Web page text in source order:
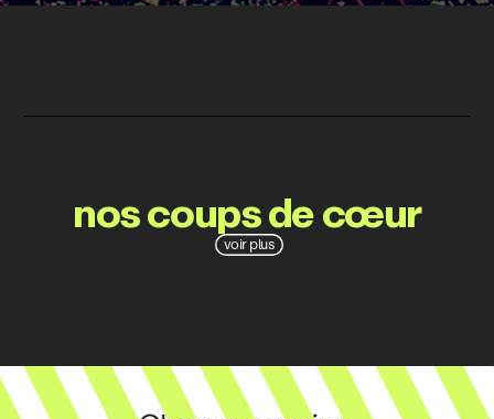
voir plus
nos coups de cœur